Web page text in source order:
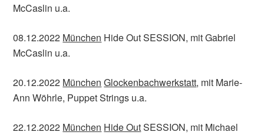
McCaslin u.a.
08.12.2022 München Hide Out SESSION, mit Gabriel
McCaslin u.a.
20.12.2022 München Glockenbachwerkstatt, mit Marie-
Ann Wöhrle, Puppet Strings u.a.
22.12.2022 München Hide OutSESSION, mit Michael